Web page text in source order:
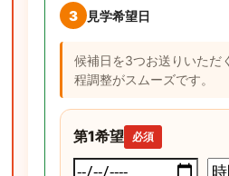
3 見学希望日
候補日を3つお送りいただ
程調整がスムーズです。
第1希望 必須